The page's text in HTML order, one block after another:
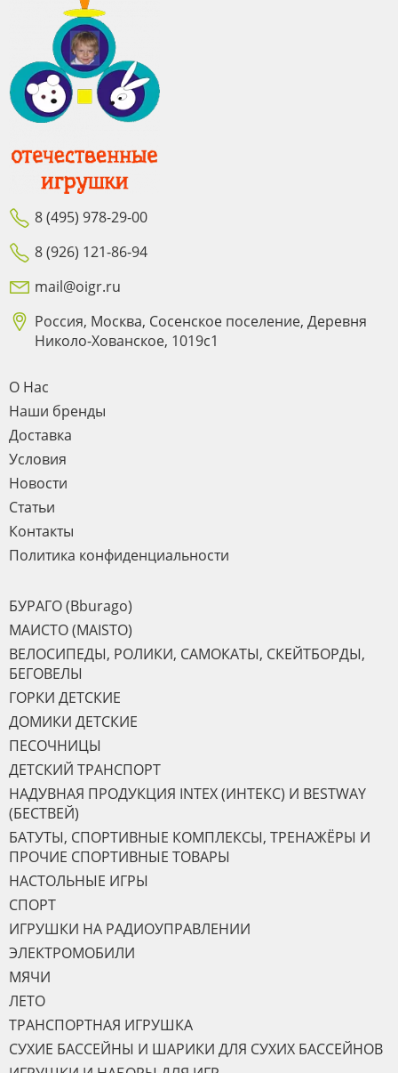
8 (495) 978-29-00
8 (926) 121-86-94
mail@oigr.ru
Россия, Москва, Сосенское поселение, Деревня
Николо-Хованское, 1019с1
О Нас
Наши бренды
Доставка
Условия
Новости
Статьи
Контакты
Политика конфиденциальности
БУРАГО (Bburago)
МАИСТО (MAISTO)
ВЕЛОСИПЕДЫ, РОЛИКИ, САМОКАТЫ, СКЕЙТБОРДЫ,
БЕГОВЕЛЫ
ГОРКИ ДЕТСКИЕ
ДОМИКИ ДЕТСКИЕ
ПЕСОЧНИЦЫ
ДЕТСКИЙ ТРАНСПОРТ
НАДУВНАЯ ПРОДУКЦИЯ INTEX (ИНТЕКС) И BESTWAY
(БЕСТВЕЙ)
БАТУТЫ, СПОРТИВНЫЕ КОМПЛЕКСЫ, ТРЕНАЖЁРЫ И
ПРОЧИЕ СПОРТИВНЫЕ ТОВАРЫ
НАСТОЛЬНЫЕ ИГРЫ
СПОРТ
ИГРУШКИ НА РАДИОУПРАВЛЕНИИ
ЭЛЕКТРОМОБИЛИ
МЯЧИ
ЛЕТО
ТРАНСПОРТНАЯ ИГРУШКА
СУХИЕ БАССЕЙНЫ И ШАРИКИ ДЛЯ СУХИХ БАССЕЙНОВ